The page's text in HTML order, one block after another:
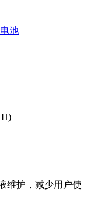
池
维护，减少用户使